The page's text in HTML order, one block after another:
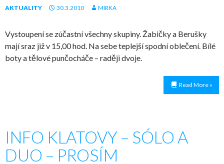
AKTUALITY 30.3.2010 MIRKA
Vystoupení se zúčastní všechny skupiny. Žabičky a Berušky
mají sraz již v 15,00 hod. Na sebe teplejší spodní oblečení. Bílé
boty a tělové punčocháče – raději dvoje.
Read More »
INFO KLATOVY – SÓLO A
DUO – PROSÍM